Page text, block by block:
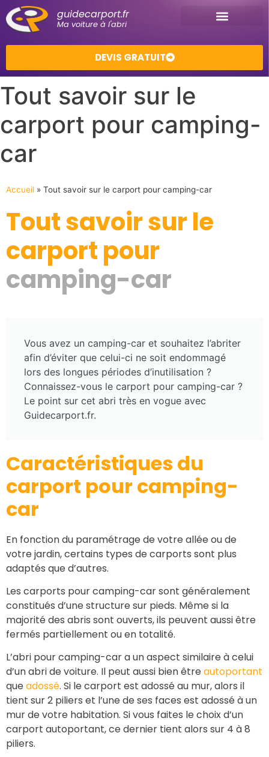
guidecarport.fr
Ma voiture à l'abri
DEVIS GRATUIT
Tout savoir sur le
carport pour camping-
car
Accueil » Tout savoir sur le carport pour camping-car
Tout savoir sur le
carport pour
camping-car
Vous avez un camping-car et souhaitez l’abriter
afin d’éviter que celui-ci ne soit endommagé
lors des longues périodes d’inutilisation ?
Connaissez-vous le carport pour camping-car ?
Le point sur cet abri très en vogue avec
Guidecarport.fr.
Caractéristiques du
carport pour camping-
car
En fonction du paramétrage de votre allée ou de
votre jardin, certains types de carports sont plus
adaptés que d’autres.
Les carports pour camping-car sont généralement
constitués d’une structure sur pieds. Même si la
majorité des abris sont ouverts, ils peuvent aussi être
fermés partiellement ou en totalité.
L’abri pour camping-car a un aspect similaire à celui
d’un abri de voiture. Il peut aussi bien êtreautoportant
queadossé. Si le carport est adossé au mur, alors il
tient sur 2 piliers et l’une de ses faces est adossé à un
mur de votre habitation. Si vous faites le choix d’un
carport autoportant, ce dernier tient alors sur 4 à 8
piliers.